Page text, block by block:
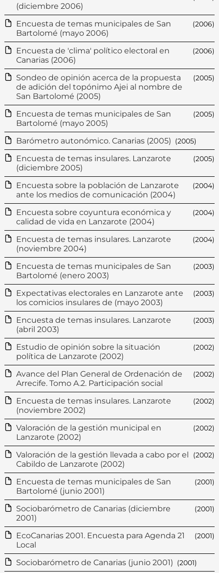
(diciembre 2006)
Encuesta de temas municipales de San
Bartolomé (mayo 2006)
(2006)
Encuesta de 'clima' político electoral en
Canarias (2006)
(2006)
Sondeo de opinión acerca de la propuesta
de adición del topónimo Ajei al nombre de
San Bartolomé (2005)
(2005)
Encuesta de temas municipales de San
Bartolomé (mayo 2005)
(2005)
Barómetro autonómico. Canarias (2005) (2005)
Encuesta de temas insulares. Lanzarote
(diciembre 2005)
(2005)
Encuesta sobre la población de Lanzarote
ante los medios de comunicación (2004)
(2004)
Encuesta sobre coyuntura económica y
calidad de vida en Lanzarote (2004)
(2004)
Encuesta de temas insulares. Lanzarote
(noviembre 2004)
(2004)
Encuesta de temas municipales de San
Bartolomé (enero 2003)
(2003)
Expectativas electorales en Lanzarote ante
los comicios insulares de (mayo 2003)
(2003)
Encuesta de temas insulares. Lanzarote
(abril 2003)
(2003)
Estudio de opinión sobre la situación
política de Lanzarote (2002)
(2002)
Avance del Plan General de Ordenación de
Arrecife. Tomo A.2. Participación social
(2002)
Encuesta de temas insulares. Lanzarote
(noviembre 2002)
(2002)
Valoración de la gestión municipal en
Lanzarote (2002)
(2002)
Valoración de la gestión llevada a cabo por el
Cabildo de Lanzarote (2002)
(2002)
Encuesta de temas municipales de San
Bartolomé (junio 2001)
(2001)
Sociobarómetro de Canarias (diciembre
2001)
(2001)
EcoCanarias 2001. Encuesta para Agenda 21
Local
(2001)
Sociobarómetro de Canarias (junio 2001) (2001)